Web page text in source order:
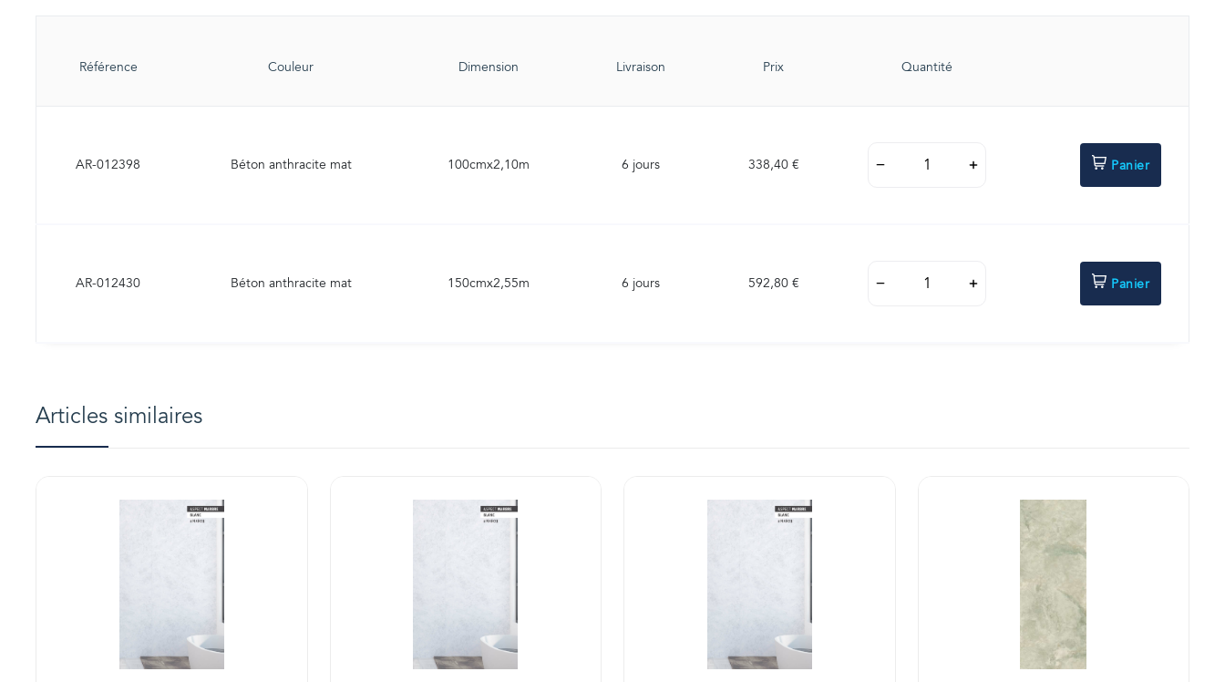
Référence Couleur Dimension Livraison Prix Quantité
AR-012398 Béton anthracite mat 100cmx2,10m 6 jours 338,40 € Panier
AR-012430 Béton anthracite mat 150cmx2,55m 6 jours 592,80 € Panier
Articles similaires